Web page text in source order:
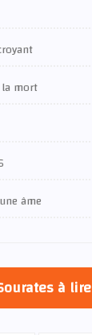
mort
âme
à lire